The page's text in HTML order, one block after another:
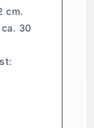
cm.
30